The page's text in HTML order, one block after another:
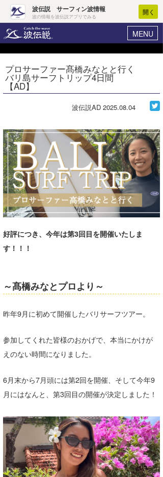
波伝説 サーフィン波情報
波の情報を波伝説アプリでみる
開く
MENU
ヘルプ マイホーム
ログイン
WAVE HUNTER波予想ツール
気象情報
ニュース
サーフィンエリアガイド
会員メニュー
今月のプレゼント
プロサーファー髙橋みなとと行く
バリ島サーフトリップ4日間
【AD】
波伝説AD 2025.08.04
好評につき、今年は第3回目を開催いたしま
す！！！
～髙橋みなとプロより～
昨年9月に初めて開催したバリサーフツアー。
参加してくれた皆様のおかげで、本当にかけが
えのない時間になりました。
6月末から7月頭には第2回を開催、そして今年9
月にはなんと、第3回目の開催が決定しました！
Core Surf Japan
コンテスト
ファッション/グッズ
アート＆エンタメ
コラム
トラベル
ショップ情報
ショップ情報
湘南
大阪
四国
沖縄
ウラナミ
お知らせ
サーファーズ
ライター/寄稿メディア
Core Surf Japan